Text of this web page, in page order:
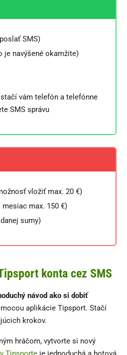
SMS)
je navýšené okamžite)
vám telefón a telefónne
SMS správu
vložiť max. 20 €)
max. 150 €)
sumy)
konta cez SMS
návod ako si dobiť
aplikácie Tipsport. Stačí
krokov.
hráčom, vytvorte si nový